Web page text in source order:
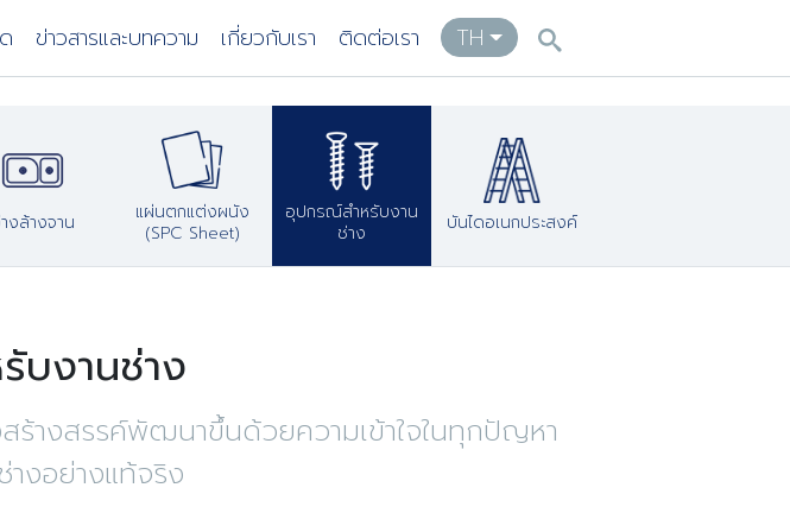
ข่าวสารและบทความ เกี่ยวกับเรา ติดต่อเรา TH
งล้างจาน
แผ่นตกแต่งผนัง
(SPC Sheet)
อุปกรณ์สำหรับงาน
ช่าง
บันไดอเนกประสงค์
บงานช่าง
ร้างสรรค์พัฒนาขึ้นด้วยความเข้าใจในทุกปัญหา
างอย่างแท้จริง